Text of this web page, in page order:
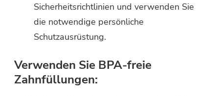
Sicherheitsrichtlinien und verwenden Sie
die notwendige persönliche
Schutzausrüstung.
Verwenden Sie BPA-freie
Zahnfüllungen: